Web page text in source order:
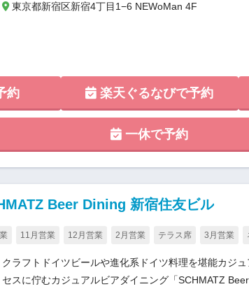
東京都新宿区新宿4丁目1−6 NEWoMan 4F
約 楽天ぐるなびで予約
一休で予約
Beer Dining 新宿住友ビル
11月営業 12月営業 2月営業 テラス席 3月営業
クラフトドイツビールや進化系ドイツ料理を堪能カジ
セスに佇むカジュアルビアダイニング「SCHMATZ